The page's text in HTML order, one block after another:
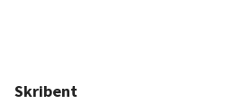
Skribent